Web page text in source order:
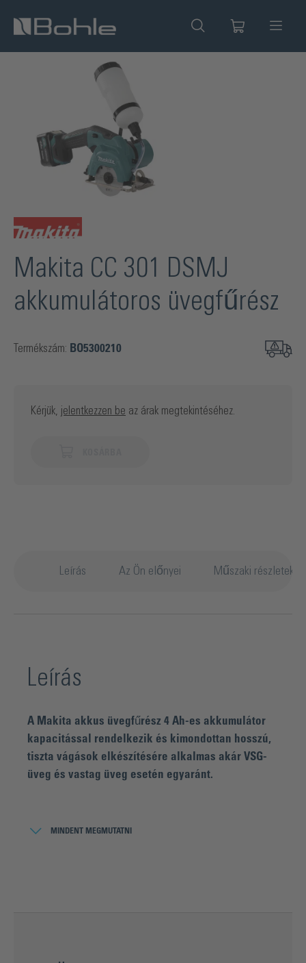
Makita CC 301 DSMJ
akkumulátoros üvegfűrész
Termékszám: BO5300210
Kérjük, jelentkezzen be az árak megtekintéséhez.
Leírás Az Ön előnyei Műszaki részletek
Leírás
A Makita akkus üvegfűrész 4 Ah-es akkumulátor
kapacitással rendelkezik és kimondottan hosszú,
tiszta vágások elkészítésére alkalmas akár VSG-
üveg és vastag üveg esetén egyaránt.
különösen alkalmasak a laminált biztonsági üveg és a
MINDENT MEGMUTATNI